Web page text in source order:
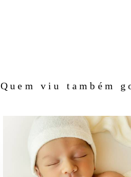
Quem viu também